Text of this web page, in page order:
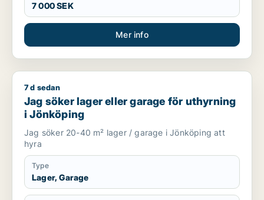
7 000 SEK
Mer info
Jag söker lager eller garage för uthyrning i Jönköping
7 d sedan
Jag söker lager eller garage för uthyrning
i Jönköping
Jag söker 20-40 m² lager / garage i Jönköping att
hyra
Type
Lager, Garage